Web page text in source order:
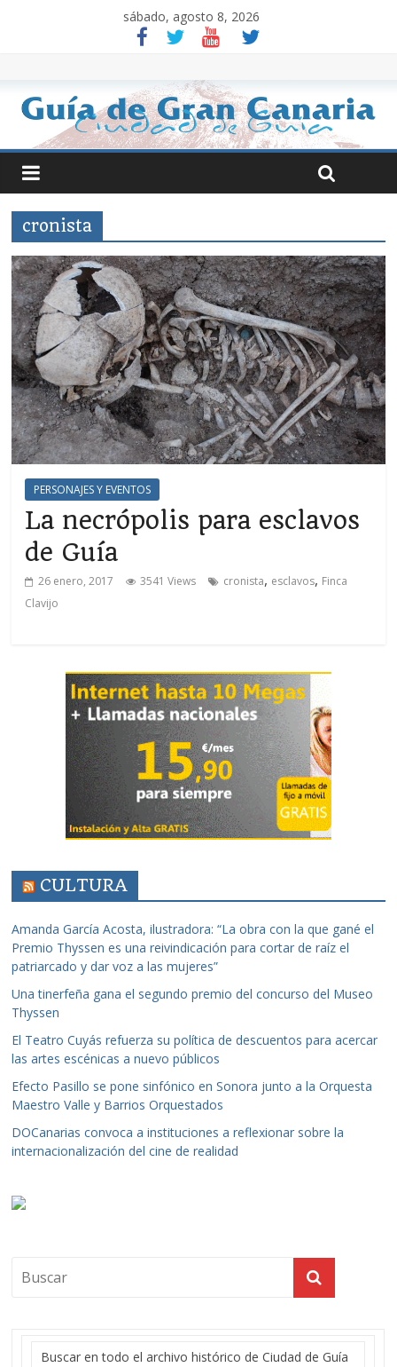
sábado, agosto 8, 2026
cronista
PERSONAJES Y EVENTOS
La necrópolis para esclavos
de Guía
26 enero, 2017 3541 Views cronista, esclavos, Finca
Clavijo
CULTURA
Amanda García Acosta, ilustradora: “La obra con la que gané el
Premio Thyssen es una reivindicación para cortar de raíz el
patriarcado y dar voz a las mujeres”
Una tinerfeña gana el segundo premio del concurso del Museo
Thyssen
El Teatro Cuyás refuerza su política de descuentos para acercar
las artes escénicas a nuevo públicos
Efecto Pasillo se pone sinfónico en Sonora junto a la Orquesta
Maestro Valle y Barrios Orquestados
DOCanarias convoca a instituciones a reflexionar sobre la
internacionalización del cine de realidad
Buscar en todo el archivo histórico de Ciudad de Guía